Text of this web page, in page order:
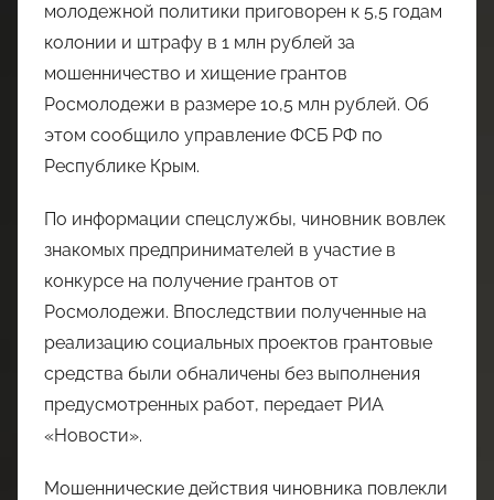
молодежной политики приговорен к 5,5 годам
колонии и штрафу в 1 млн рублей за
мошенничество и хищение грантов
Росмолодежи в размере 10,5 млн рублей. Об
этом сообщило управление ФСБ РФ по
Республике Крым.
По информации спецслужбы, чиновник вовлек
знакомых предпринимателей в участие в
конкурсе на получение грантов от
Росмолодежи. Впоследствии полученные на
реализацию социальных проектов грантовые
средства были обналичены без выполнения
предусмотренных работ, передает РИА
«Новости».
Мошеннические действия чиновника повлекли